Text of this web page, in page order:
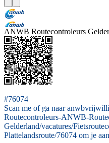
ANWB Routecontroleurs
#76074
Scan me of ga naar
Routecontroleurs-ANWB-
Gelderland/vacatures/
Plattelandsroute/76074 om je